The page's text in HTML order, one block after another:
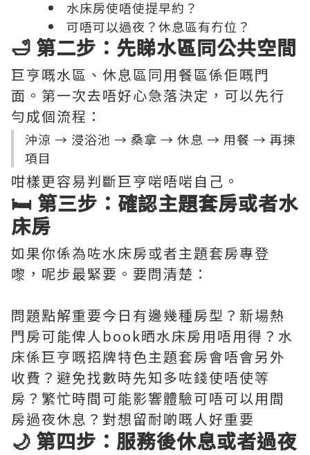
水床房使唔使提早約？
可唔可以過夜？休息區有冇位？
🛁 第二步：先睇水區同公共空間
巨亨嘅水區、休息區同用餐區係佢嘅門
面。第一次去唔好心急落決定，可以先行
勻成個流程：
沖涼 → 浸浴池 → 桑拿 → 休息 → 用餐 → 再揀
項目
咁樣更容易判斷巨亨啱唔啱自己。
🛏️ 第三步：確認主題套房或者水
床房
如果你係為咗水床房或者主題套房專登
嚟，呢步最緊要。要問清楚：
問題點解重要今日有邊幾種房型？新場熱
門房可能俾人book晒水床房用唔用得？水
床係巨亨嘅招牌特色主題套房會唔會另外
收費？避免找數時先知多咗錢使唔使等
房？繁忙時間可能影響體驗可唔可以用間
房過夜休息？對想留耐啲嘅人好重要
🌙 第四步：服務後休息或者過夜